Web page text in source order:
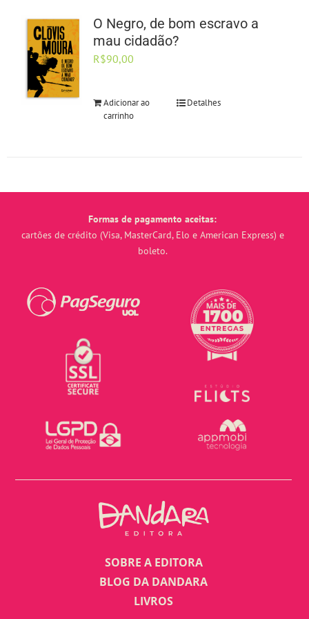
O Negro, de bom escravo a
mau cidadão?
R$90,00
Adicionar ao
carrinho
Detalhes
Formas de pagamento aceitas:
cartões de crédito (Visa, MasterCard, Elo e American Express) e
boleto.
SOBRE A EDITORA
BLOG DA DANDARA
LIVROS